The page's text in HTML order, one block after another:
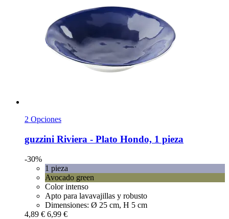
2 Opciones
guzzini Riviera -​ Plato Hondo, 1 pieza
-30%
1 pieza
Avocado green
Color intenso
Apto para lavavajillas y robusto
Dimensiones: Ø 25 cm, H 5 cm
4,89 € 6,99 €